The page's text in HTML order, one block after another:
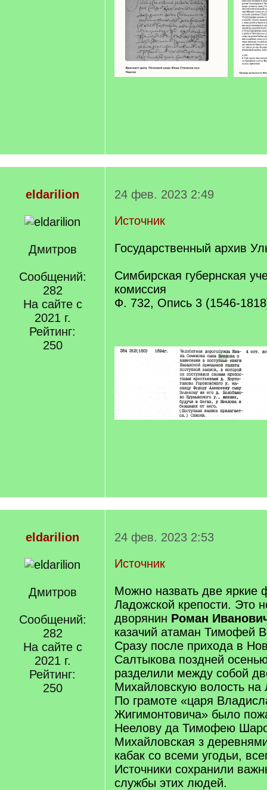
eldarilion
Дмитров
Сообщений:
282
На сайте с
2021 г.
Рейтинг:
250
24 фев. 2023 2:49
Источник
Государственный архив
Симбирская губернская
комиссия
Ф. 732, Опись 3 (1546-
eldarilion
Дмитров
Сообщений:
282
На сайте с
2021 г.
Рейтинг:
250
24 фев. 2023 2:53
Источник
Можно назвать две яркие
Ладожской крепости. Это
дворянин Роман
казачий атаман Тимофей
Сразу после прихода в
Салтыкова поздней
разделили между собой
Михайловскую волость на
По грамоте «царя
Жигимонтовича» было
Неелову да Тимофею
Михайловская з
кабак со всеми угодьи,
Источники сохранили
службы этих людей.